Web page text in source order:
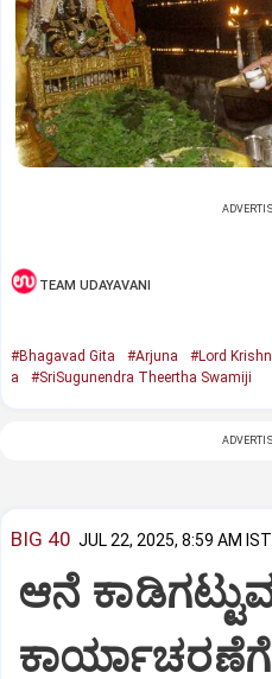
TEAM UDAYAVANI
#Bhagavad Gita #Arjuna #Lord
a
#SriSugunendra Theertha Swamiji
BIG 40 JUL 22, 2025, 8:59 AM IST
ಆನೆ
ಕಾರ್ಯಾಚರಣೆಗೆ